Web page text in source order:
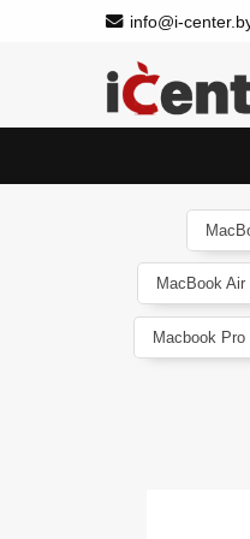
info@i-
MacBook
Macbook